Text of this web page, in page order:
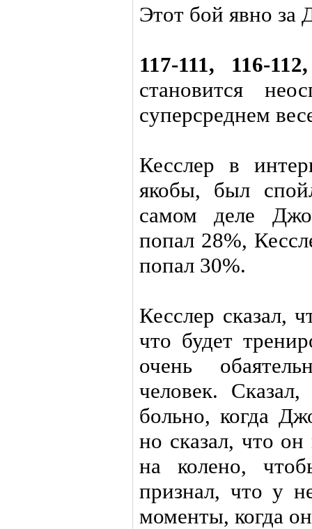
Этот бой явно за
117-111, 116-
становится
суперсреднем
Кесслер в
якобы, был
самом деле
попал 28%,
попал 30%.
Кесслер сказал,
что будет
очень
человек.
больно, когда
но сказал, что он
на колено,
признал, что у
моменты, когда